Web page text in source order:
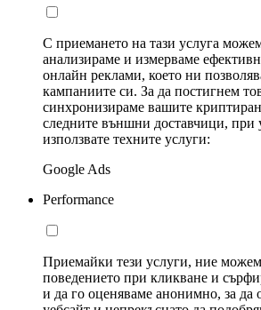
С приемането на тази услуга
анализираме и измерваме
онлайн реклами, което ни
кампаниите си. За да постигнем
синхронизираме вашите
следните външни доставчици, при
използвате техните услуги:
Google Ads
Performance
Приемайки тези услуги, ние
поведението при кликване и
и да го оценяваме анонимно, за